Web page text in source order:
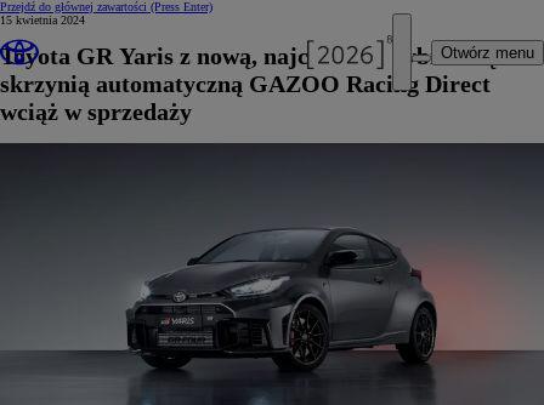
Przejdź do głównej zawartości (Press Enter)
Otwórz menu
15 kwietnia 2024
Toyota GR Yaris z nową, najchętniej wybieraną
skrzynią automatyczną GAZOO Racing Direct
wciąż w sprzedaży